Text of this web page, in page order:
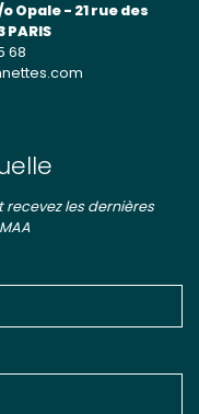
Opale - 21 rue des
PARIS
68
les dernières